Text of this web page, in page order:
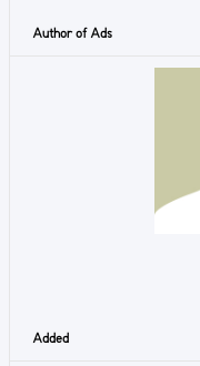
Author of Ads
Added